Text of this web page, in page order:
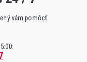
vám pomôcť